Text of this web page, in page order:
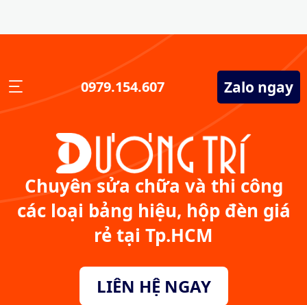
0979.154.607 Zalo ngay
Chuyên sửa chữa và thi công
các loại bảng hiệu, hộp đèn giá
rẻ tại Tp.HCM
LIÊN HỆ NGAY